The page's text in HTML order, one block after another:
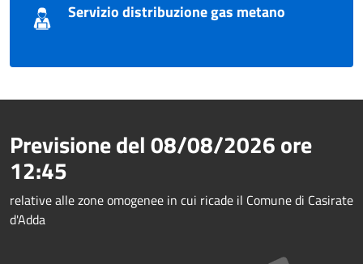
Servizio distribuzione gas metano
Previsione del08/08/2026ore
12:45
relative alle zone omogenee in cui ricade il Comune di Casirate
d'Adda